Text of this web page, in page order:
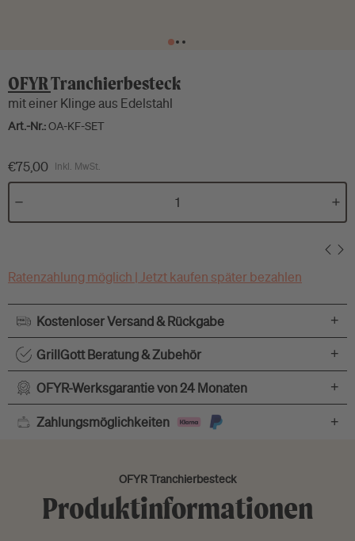
OFYRTranchierbesteck
mit einer Klinge aus Edelstahl
Art.-Nr.:OA-KF-SET
€75,00 Inkl. MwSt.
Ratenzahlung möglich | Jetzt kaufen später bezahlen
Kostenloser Versand & Rückgabe +
GrillGott Beratung & Zubehör +
OFYR-Werksgarantie von 24 Monaten +
Zahlungsmöglichkeiten +
OFYR Tranchierbesteck
Produktinformationen